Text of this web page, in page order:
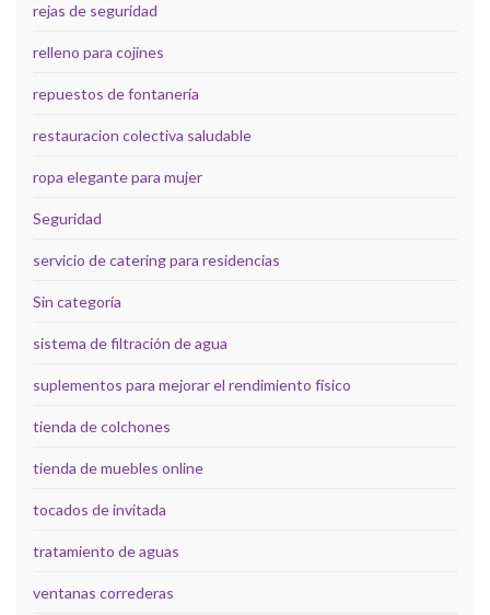
rejas de seguridad
relleno para cojines
repuestos de fontanería
restauracion colectiva saludable
ropa elegante para mujer
Seguridad
servicio de catering para residencias
Sin categoría
sistema de filtración de agua
suplementos para mejorar el rendimiento físico
tienda de colchones
tienda de muebles online
tocados de invitada
tratamiento de aguas
ventanas correderas